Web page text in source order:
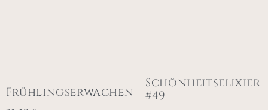
Frühlingserwachen
Schönheitselixier
#49